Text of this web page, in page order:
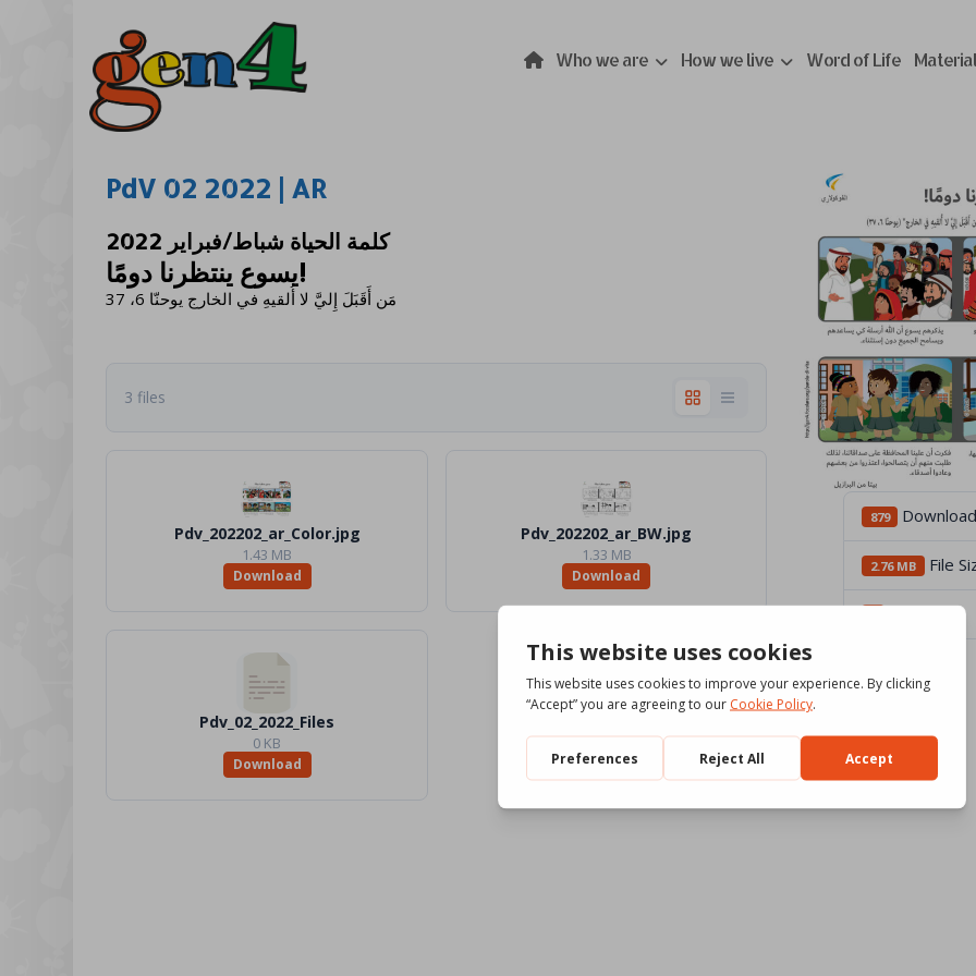
Who we are How we live Word of Life
PdV 02 2022 | AR
كلمة الحياة شباط/فبراير 2022
يسوع ينتظرنا دومًا!
مَن أَقَبَلَ إِليَّ لا أُلقيهِ في الخارج يوحنّا 6، 37
3 files
Pdv_202202_ar_Color.jpg
1.43 MB
Download
Pdv_202202_ar_BW.jpg
1.33 MB
Download
Pdv_02_2022_Files
0 KB
Download
879 Download
2.76 MB File
File Count